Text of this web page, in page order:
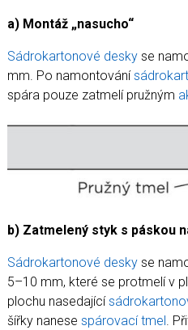
Koupelny a vlhké prostory
Zásady a užitečné
Reference
a) Montáž „nasucho“
Sádrokartonové desky se
mm. Po namontování
spára pouze zatmelí pružným
b) Zatmelený styk s páskou
Sádrokartonové desky se
5–10 mm, které se protmelí v
plochu nasedající
šířky nanese spárovací tmel .